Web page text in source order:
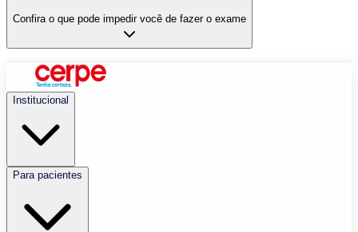
Confira o que pode impedir você de fazer o exame
Institucional
Para pacientes